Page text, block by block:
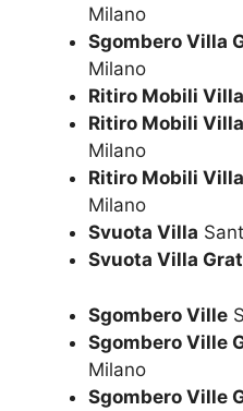
Milano
Sgombero Villa
Milano
Ritiro Mobili Villa
Ritiro Mobili
Milano
Ritiro Mobili
Milano
Svuota Villa
Svuota Villa
Sgombero Ville
Sgombero Ville
Milano
Sgombero Ville